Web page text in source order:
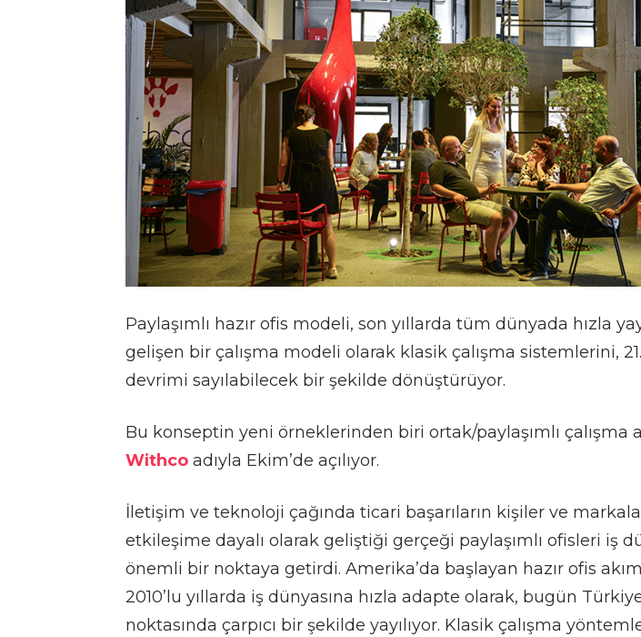
Paylaşımlı hazır ofis modeli, son yıllarda tüm dünyada hızla
gelişen bir çalışma modeli olarak klasik çalışma sistemlerini, 21.
devrimi sayılabilecek bir şekilde dönüştürüyor.
Bu konseptin yeni örneklerinden biri ortak/paylaşımlı çalışma
Withco adıyla Ekim’de açılıyor.
İletişim ve teknoloji çağında ticari başarıların kişiler ve
etkileşime dayalı olarak geliştiği gerçeği paylaşımlı ofisleri iş
önemli bir noktaya getirdi. Amerika’da başlayan hazır ofis
2010’lu yıllarda iş dünyasına hızla adapte olarak, bugün
noktasında çarpıcı bir şekilde yayılıyor. Klasik çalışma